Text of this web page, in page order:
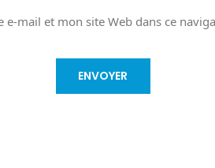
e-mail et mon site Web dans ce